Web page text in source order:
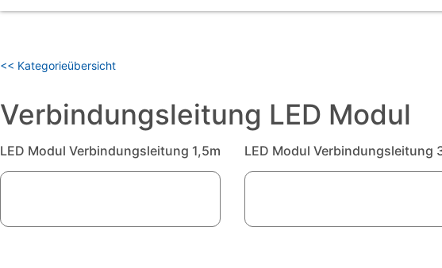
<< Kategorieübersicht
Verbindungsleitung LED Modul
LED Modul Verbindungsleitung 1,5m LED Modul Verbindungsleitung